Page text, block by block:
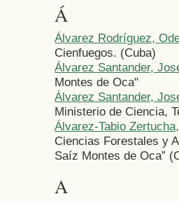
Á
Álvarez Rodríguez,
Cienfuegos. (Cuba)
Álvarez Santander,
Montes de Oca"
Álvarez Santander,
Ministerio de Ciencia,
Álvarez-Tabio
Ciencias Forestales y
Saíz Montes de Oca”
A